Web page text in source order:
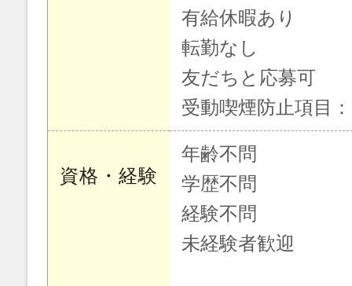
有給休暇あり
転勤なし
友だちと応募可
受動喫煙防止項目
資格・経験
年齢不問
学歴不問
経験不問
未経験者歓迎